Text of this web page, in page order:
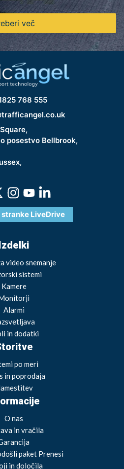
več
768 555
posestvo Bellbrook,
stranke LiveDrive
Izdelki
video snemanje
sistemi
Kamere
Alarmi
in dodatki
po meri
in poprodaja
O nas
in vračila
paket Prenesi
in določila